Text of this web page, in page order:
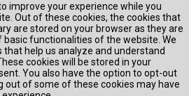
improve your experience while you
Out of these cookies, the cookies that
are stored on your browser as they are
functionalities of the website. We
help us analyze and understand
cookies will be stored in your
You also have the option to opt-out
out of some of these cookies may have